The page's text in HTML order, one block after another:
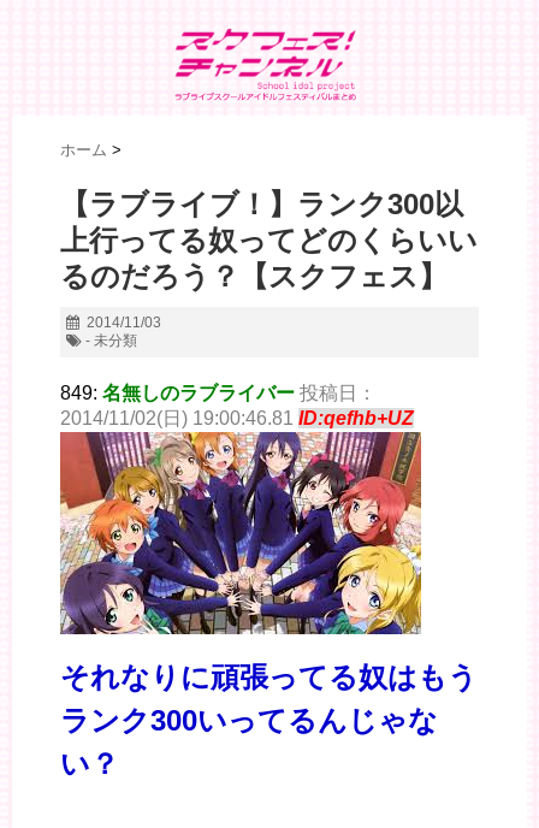
ホーム >
【ラブライブ！】ランク300以
上行ってる奴ってどのくらいい
るのだろう？【スクフェス】
2014/11/03
- 未分類
849: 名無しのラブライバー 投稿日：
2014/11/02(日) 19:00:46.81 ID:qefhb+UZ
それなりに頑張ってる奴はもう
ランク300いってるんじゃな
い？